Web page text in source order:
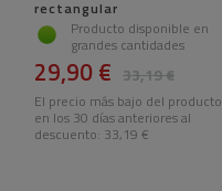
rectangular
Producto disponible en
grandes cantidades
33,19 €
29,90 €
El precio más bajo del producto
en los 30 días anteriores al
descuento: 33,19 €